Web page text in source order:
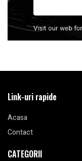
Link-uri rapide
Acasa
Contact
CATEGORII